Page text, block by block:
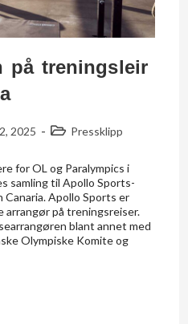
på treningsleir
2025 Pressklipp
for OL og Paralympics i
samling til Apollo Sports-
Apollo Sports er
på treningsreiser.
blant annet med
Olympiske Komite og